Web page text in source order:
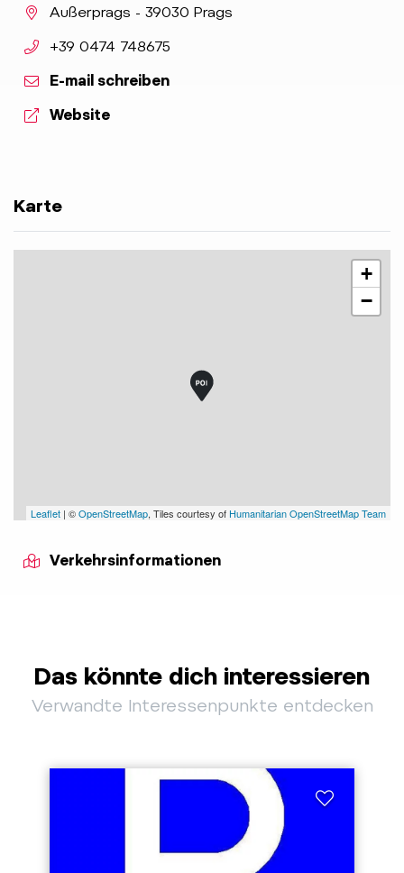
aria.location:
Außerprags - 39030 Prags
aria.phone:
+39 0474 748675
E-mail schreiben
aria.website:
Website
Karte
+
−
Leaflet | ©OpenStreetMap, Tiles courtesy of Humanitarian OpenStreetMap Team
Verkehrsinformationen
Das könnte dich interessieren
Verwandte Interessenpunkte entdecken